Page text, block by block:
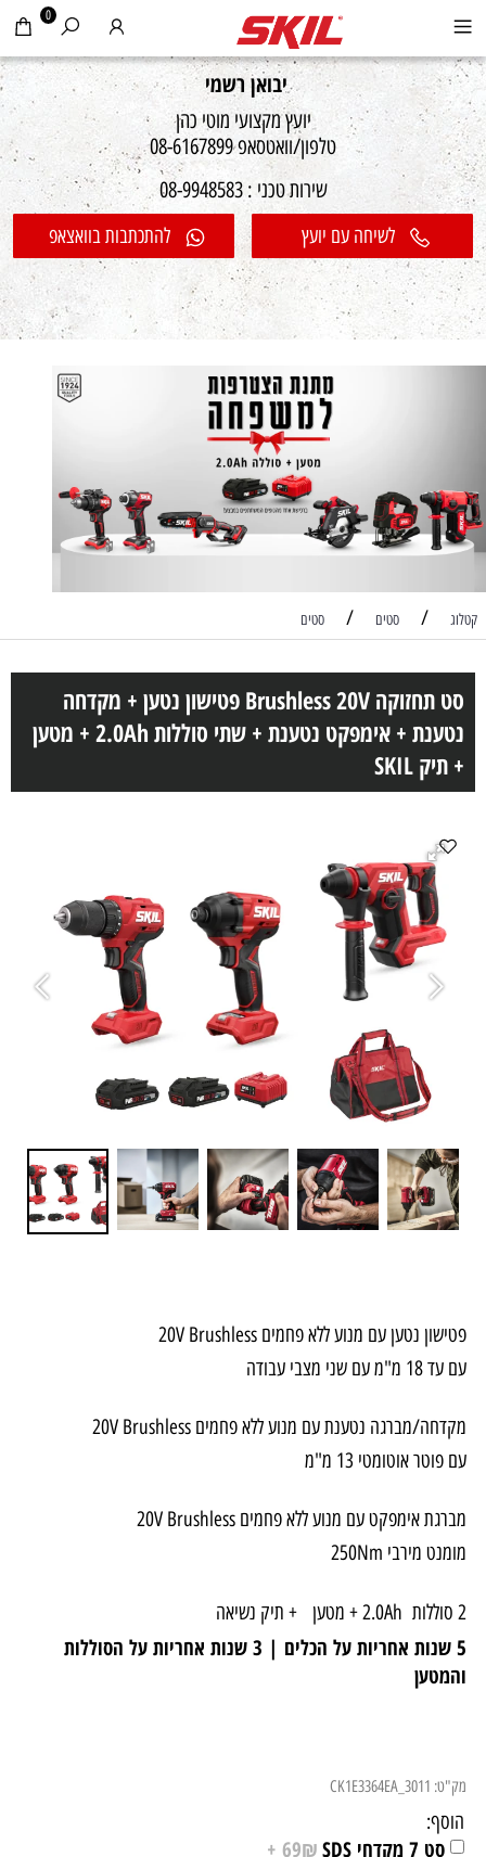
יבואן רשמי
יועץ מקצועי מוטי כהן
טלפון/וואטסאפ 08-6167899
שירות טכני : 08-9948583
לשיחה עם יועץ להתכתבות בוואצאפ
0
קטלוג / סטים / סטים
סט תחזוקה Brushless 20V פטישון נטען + מקדחה
נטענת + אימפקט נטענת + שתי סוללות 2.0Ah + מטען
+ תיק SKIL
פטישון נטען עם מנוע ללא פחמים 20V Brushless
עם עד 18 מ"מ עם שני מצבי עבודה
מקדחה/מברגה נטענת עם מנוע ללא פחמים 20V Brushless
עם פוטר אוטומטי 13 מ"מ
מברגת אימפקט עם מנוע ללא פחמים 20V Brushless
מומנט מירבי 250Nm
2 סוללות 2.0Ah + מטען + תיק נשיאה
5 שנות אחריות על הכלים | 3 שנות אחריות על הסוללות
והמטען
מק"ט: CK1E3364EA_3011
הוסף:
סט 7 מקדחי SDS
69₪ +